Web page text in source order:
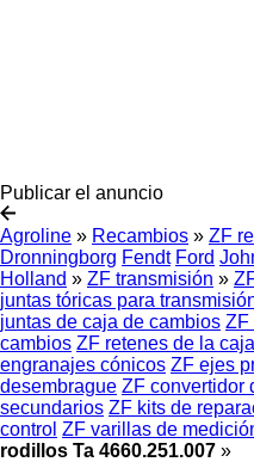
Publicar el anuncio
Agroline » Recambios » ZF
Dronningborg Fendt Ford
Holland » ZF transmisión »
juntas tóricas para
juntas de caja de cambios ZF
cambios ZF retenes de la
engranajes cónicos ZF ejes
desembrague ZF convertidor
secundarios ZF kits de
control ZF varillas de
rodillos Ta 4660.251.007 »